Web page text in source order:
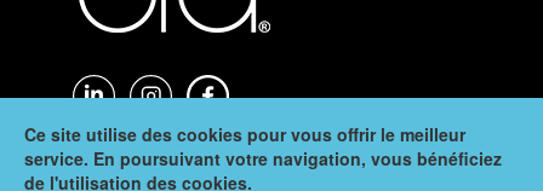
Copyright © 2024 Ora - Tous droits réservés -
Ce site utilise des cookies pour vous offrir le meilleur
service. En poursuivant votre navigation, vous bénéficiez
de l'utilisation des cookies.